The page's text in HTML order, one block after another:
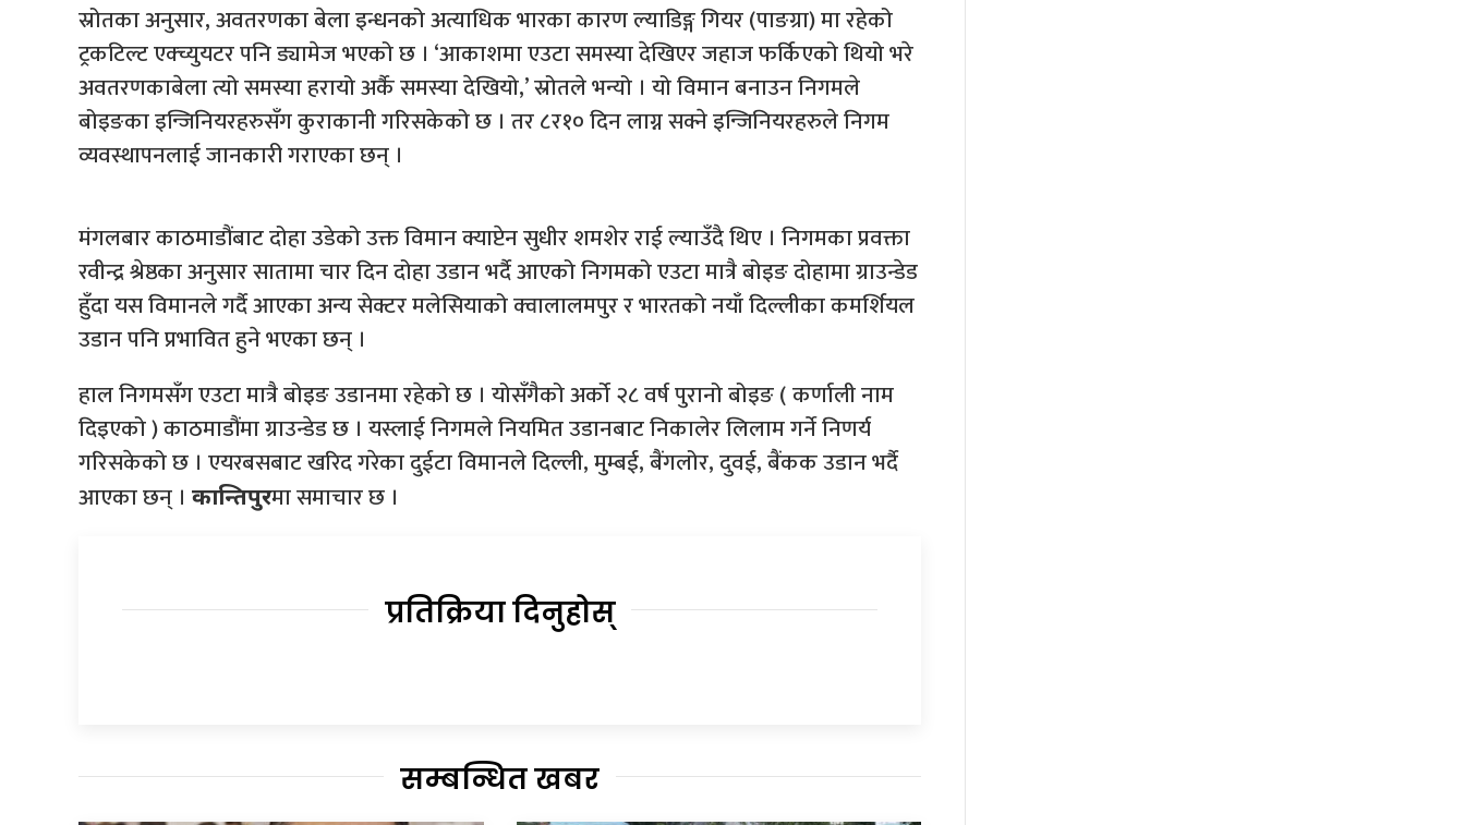
स्रोतका अनुसार, अवतरणका बेला इन्धनको अत्याधिक भारका कारण ल्याडिङ्ग गियर (पाङग्रा) मा रहेको
ट्रकटिल्ट एक्च्युयटर पनि ड्यामेज भएको छ । ‘आकाशमा एउटा समस्या देखिएर जहाज फर्किएको थियो भरे
अवतरणकाबेला त्यो समस्या हरायो अर्कै समस्या देखियो,’ स्रोतले भन्यो । यो विमान बनाउन निगमले
बोइङका इन्जिनियरहरुसँग कुराकानी गरिसकेको छ । तर ८र१० दिन लाग्न सक्ने इन्जिनियरहरुले निगम
व्यवस्थापनलाई जानकारी गराएका छन् ।
मंगलबार काठमाडौंबाट दोहा उडेको उक्त विमान क्याप्टेन सुधीर शमशेर राई ल्याउँदै थिए । निगमका प्रवक्ता
रवीन्द्र श्रेष्ठका अनुसार सातामा चार दिन दोहा उडान भर्दै आएको निगमको एउटा मात्रै बोइङ दोहामा ग्राउन्डेड
हुँदा यस विमानले गर्दै आएका अन्य सेक्टर मलेसियाको क्वालालमपुर र भारतको नयाँ दिल्लीका कमर्शियल
उडान पनि प्रभावित हुने भएका छन् ।
हाल निगमसँग एउटा मात्रै बोइङ उडानमा रहेको छ । योसँगैको अर्को २८ वर्ष पुरानो बोइङ ( कर्णाली नाम
दिइएको ) काठमाडौंमा ग्राउन्डेड छ । यस्लाई निगमले नियमित उडानबाट निकालेर लिलाम गर्ने निणर्य
गरिसकेको छ । एयरबसबाट खरिद गरेका दुईटा विमानले दिल्ली, मुम्बई, बैंगलोर, दुवई, बैंकक उडान भर्दै
आएका छन् । कान्तिपुरमा समाचार छ ।
प्रतिक्रिया दिनुहोस्
सम्बन्धित खबर